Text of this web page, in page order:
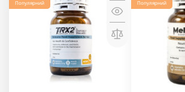
Популярний Популярний